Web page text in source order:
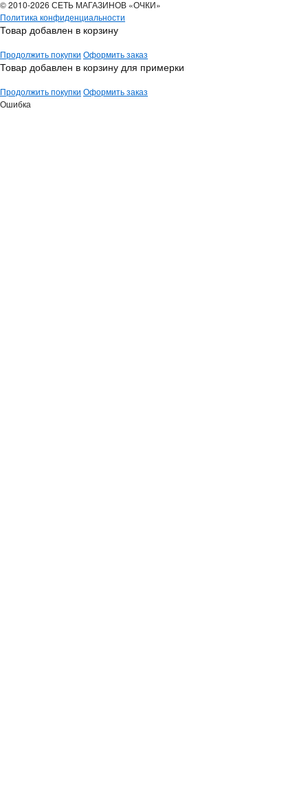
© 2010-2026 СЕТЬ МАГАЗИНОВ «ОЧКИ»
Политика конфиденциальности
Товар добавлен в корзину
Продолжить покупки Оформить заказ
Товар добавлен в корзину для примерки
Продолжить покупки Оформить заказ
Ошибка